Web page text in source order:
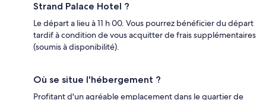
Strand Palace Hotel ?
Le départ a lieu à 11 h 00. Vous pourrez bénéficier du départ
tardif à condition de vous acquitter de frais supplémentaires
(soumis à disponibilité).
Où se situe l'hébergement ?
Profitant d'un agréable emplacement dans le quartier de